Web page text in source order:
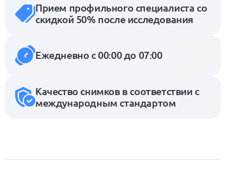
Прием профильного специалиста со
скидкой 50% после исследования
Ежедневно с 00:00 до 07:00
Качество снимков в соответствии с
международным стандартом